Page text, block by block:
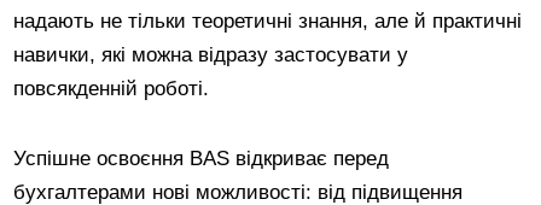
надають не тільки теоретичні знання, але й практичні
навички, які можна відразу застосувати у
повсякденній роботі.
Успішне освоєння BAS відкриває перед
бухгалтерами нові можливості: від підвищення